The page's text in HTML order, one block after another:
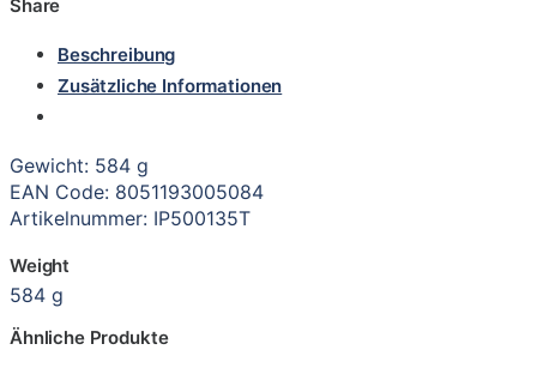
Share
Beschreibung
Zusätzliche Informationen
Gewicht: 584 g
EAN Code: 8051193005084
Artikelnummer: IP500135T
Weight
584 g
Ähnliche Produkte